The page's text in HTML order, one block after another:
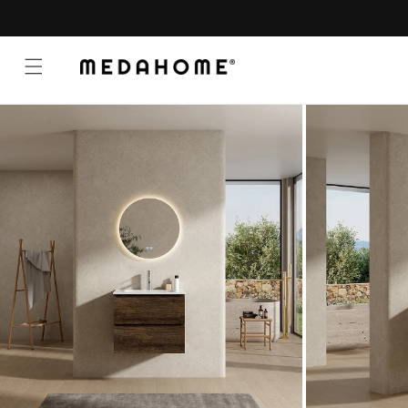
ai contenuti
Passa alle